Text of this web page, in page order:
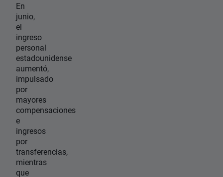
En
junio,
el
ingreso
personal
estadounidense
aumentó,
impulsado
por
mayores
compensaciones
e
ingresos
por
transferencias,
mientras
que